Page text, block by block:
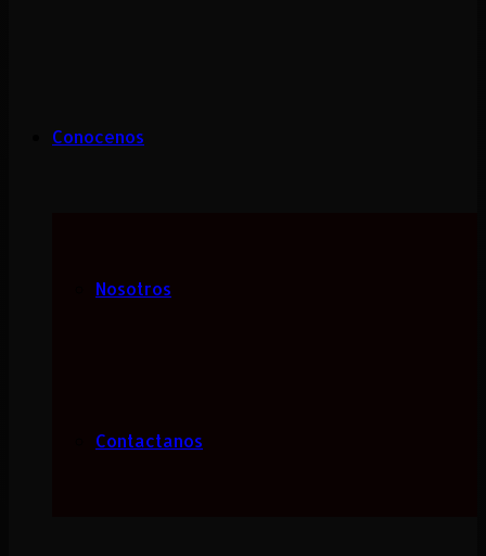
Conocenos
Nosotros
Contactanos